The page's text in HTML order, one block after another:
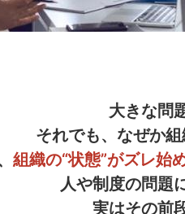
大きな問
それでも、なぜか組
組織の“状態”がズレ始
人や制度の問題
実はその前